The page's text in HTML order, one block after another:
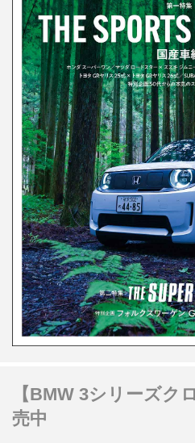
【BMW 3シリーズク
売中